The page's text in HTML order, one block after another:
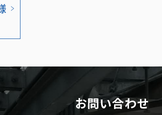
お問い合わせ